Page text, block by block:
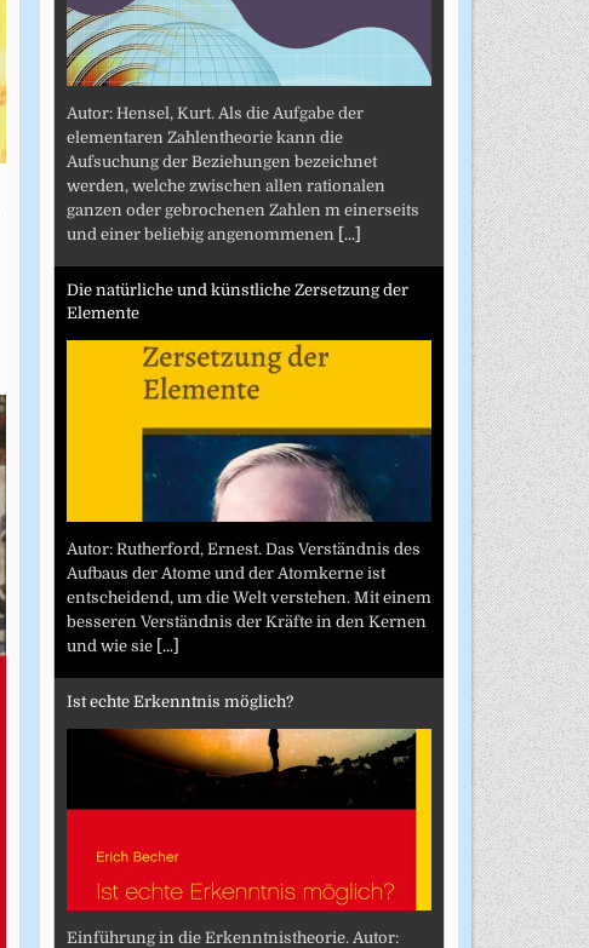
Autor: Hensel, Kurt. Als die Aufgabe der
elementaren Zahlentheorie kann die
Aufsuchung der Beziehungen bezeichnet
werden, welche zwischen allen rationalen
ganzen oder gebrochenen Zahlen m einerseits
und einer beliebig angenommenen [...]
Die natürliche und künstliche Zersetzung der
Elemente
Autor: Rutherford, Ernest. Das Verständnis des
Aufbaus der Atome und der Atomkerne ist
entscheidend, um die Welt verstehen. Mit einem
besseren Verständnis der Kräfte in den Kernen
und wie sie [...]
Ist echte Erkenntnis möglich?
Einführung in die Erkenntnistheorie. Autor: